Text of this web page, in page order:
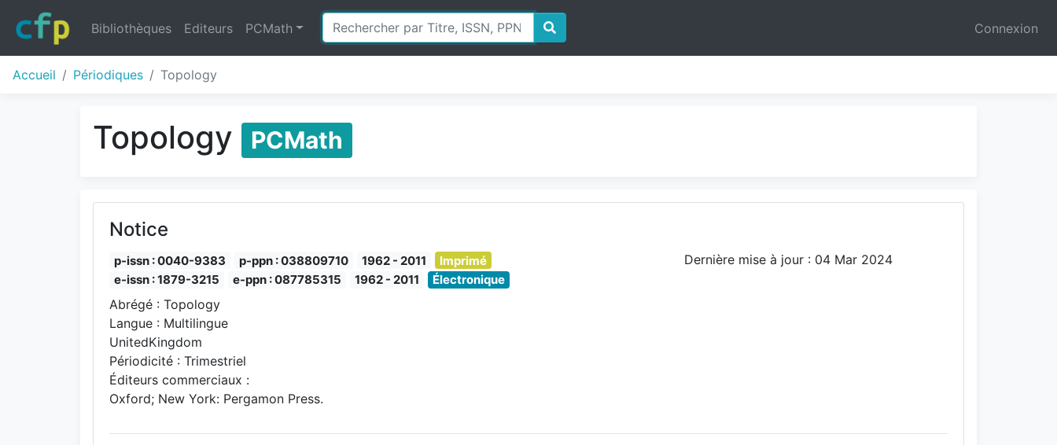
Bibliothèques Editeurs PCMath Connexion
Accueil Périodiques Topology
Topology PCMath
Notice
p-issn : 0040-9383 p-ppn : 038809710 1962 - 2011
Imprimé
e-issn : 1879-3215
e-ppn : 087785315 1962 - 2011 Électronique
Abrégé : Topology
Langue : Multilingue
UnitedKingdom
Périodicité : Trimestriel
Éditeurs commerciaux :
Oxford; New York: Pergamon Press.
Dernière mise à jour : 04 Mar 2024